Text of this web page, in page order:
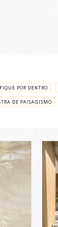
FIQUE POR DENTRO
DE PAISAGISMO